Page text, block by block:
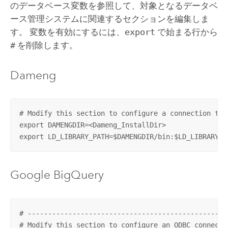
のデータベース変数を参照して、対象となるデータベ
ース管理システムに関連するセクションを編集しま
す。 変数を有効にするには、 export で始まる行から
#を削除します。
Dameng
# Modify this section to configure a connection to
export DAMENGDIR=<Dameng_InstallDir>
export LD_LIBRARY_PATH=$DAMENGDIR/
Google BigQuery
#
# Modify this section to configure an ODBC